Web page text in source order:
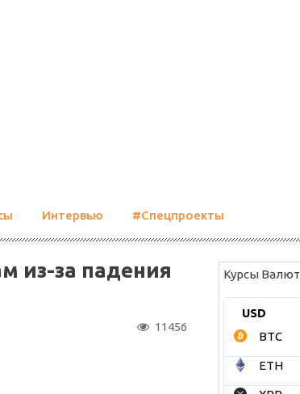
Интервью #Спецпроекты
из-за падения
11456
Курсы Валют
USD
BTC
ETH